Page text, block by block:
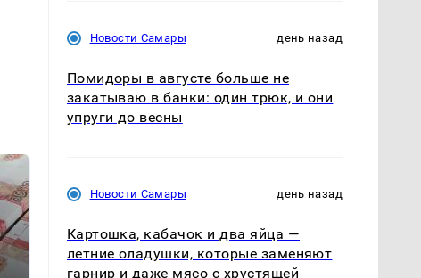
Новости Самары день назад
Помидоры в августе больше не
закатываю в банки: один трюк, и они
упруги до весны
Новости Самары день назад
Картошка, кабачок и два яйца —
летние оладушки, которые заменяют
гарнир и даже мясо с хрустящей